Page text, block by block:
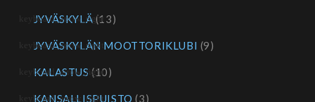
JYVÄSKYLÄ(13)
JYVÄSKYLÄN MOOTTORIKLUBI (9)
KALASTUS (10)
KANSALLISPUISTO (3)